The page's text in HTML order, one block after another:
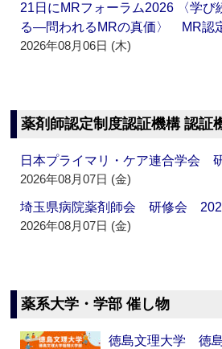
21日にMRフォーラム2026 〈学び
る―問われるMRの真価〉 MR認
2026年08月06日 (木)
薬剤師認定制度認証機構 認証
日本プライマリ・ケア連合学会
2026年08月07日 (金)
埼玉県病院薬剤師会 研修会
2026年08月07日 (金)
薬系大学・学部 催し物
徳島文理大学 徳